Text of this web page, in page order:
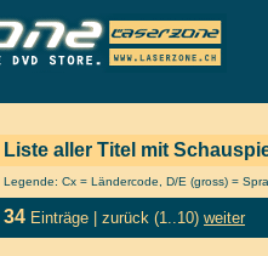
Liste aller Titel mit
Legende: Cx = Ländercode, D/E (gross) =
34 Einträge | zurück (1..10) weiter